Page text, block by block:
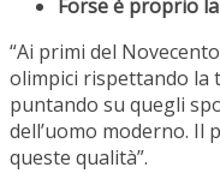
Forse è proprio
“Ai primi del
olimpici rispettando la
puntando su quegli
dell’uomo moderno. Il
queste qualità”.